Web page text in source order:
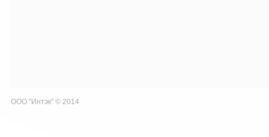
ООО "Интэк" © 2014